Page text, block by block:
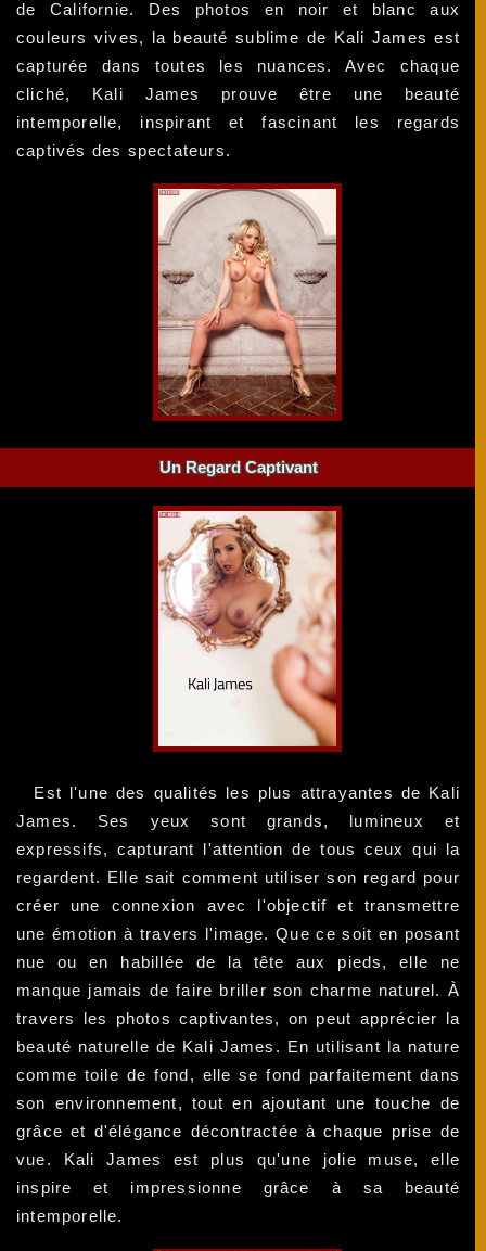
de Californie. Des photos en noir et blanc aux
couleurs vives, la beauté sublime de Kali James est
capturée dans toutes les nuances. Avec chaque
cliché, Kali James prouve être une beauté
intemporelle, inspirant et fascinant les regards
captivés des spectateurs.
Un Regard Captivant
Est l'une des qualités les plus attrayantes de Kali
James. Ses yeux sont grands, lumineux et
expressifs, capturant l'attention de tous ceux qui la
regardent. Elle sait comment utiliser son regard pour
créer une connexion avec l'objectif et transmettre
une émotion à travers l'image. Que ce soit en posant
nue ou en habillée de la tête aux pieds, elle ne
manque jamais de faire briller son charme naturel. À
travers les photos captivantes, on peut apprécier la
beauté naturelle de Kali James. En utilisant la nature
comme toile de fond, elle se fond parfaitement dans
son environnement, tout en ajoutant une touche de
grâce et d'élégance décontractée à chaque prise de
vue. Kali James est plus qu'une jolie muse, elle
inspire et impressionne grâce à sa beauté
intemporelle.